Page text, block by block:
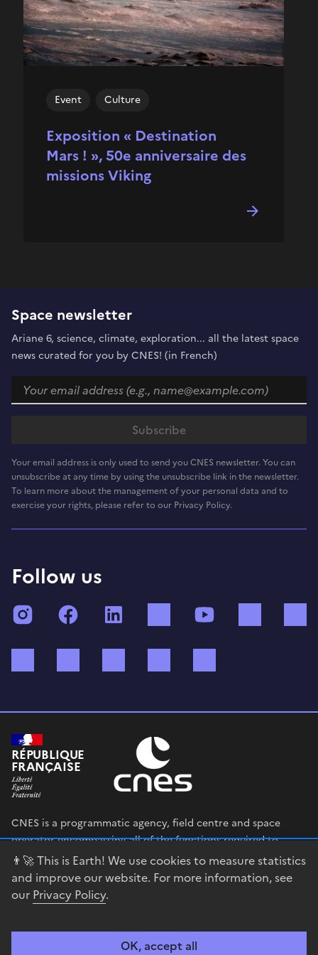
👨‍🚀 This is Earth! We use cookies to measure statistics
and improve our website. For more information, see
our Privacy Policy.
OK, accept all
Exposition « Destination
Mars ! », 50e anniversaire des
missions Viking
Event Culture
Space newsletter
Ariane 6, science, climate, exploration... all the latest space
news curated for you by CNES! (in French)
Your email address is only used to send you CNES newsletter. You can
unsubscribe at any time by using the unsubscribe link in the newsletter.
To learn more about the management of your personal data and to
exercise your rights, please refer to our Privacy Policy.
Follow us
InstagramFacebook TikTok
RÉPUBLIQUE
FRANÇAISE
CNES is a programmatic agency, field centre and space
operator encompassing all of the functions required to
shape and execute the French government’s space strategy,
and to deploy public policies that rely on the space sector.
data.gouv.fr